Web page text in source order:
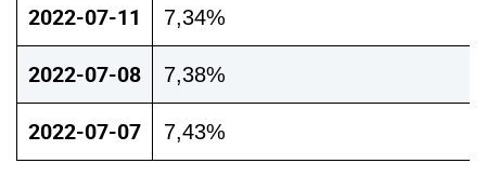
2022-07-11 7,34%
2022-07-08 7,38%
2022-07-07 7,43%